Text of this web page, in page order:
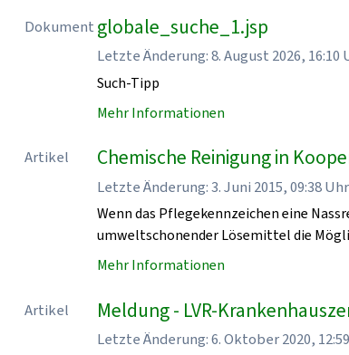
Dokument globale_suche_1.jsp
Letzte Änderung: 8. August 2026, 16:10
Such-Tipp
Mehr Informationen
Artikel Chemische Reinigung in
Letzte Änderung: 3. Juni 2015, 09:38 Uhr
Wenn das Pflegekennzeichen eine
umweltschonender Lösemittel die
Mehr Informationen
Artikel Meldung - LVR-
Letzte Änderung: 6. Oktober 2020,